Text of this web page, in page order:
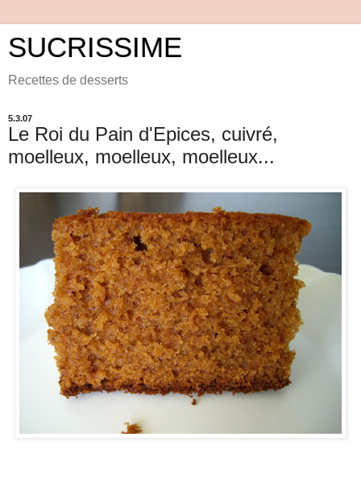
SUCRISSIME
Recettes de desserts
5.3.07
Le Roi du Pain d'Epices, cuivré,
moelleux, moelleux, moelleux...